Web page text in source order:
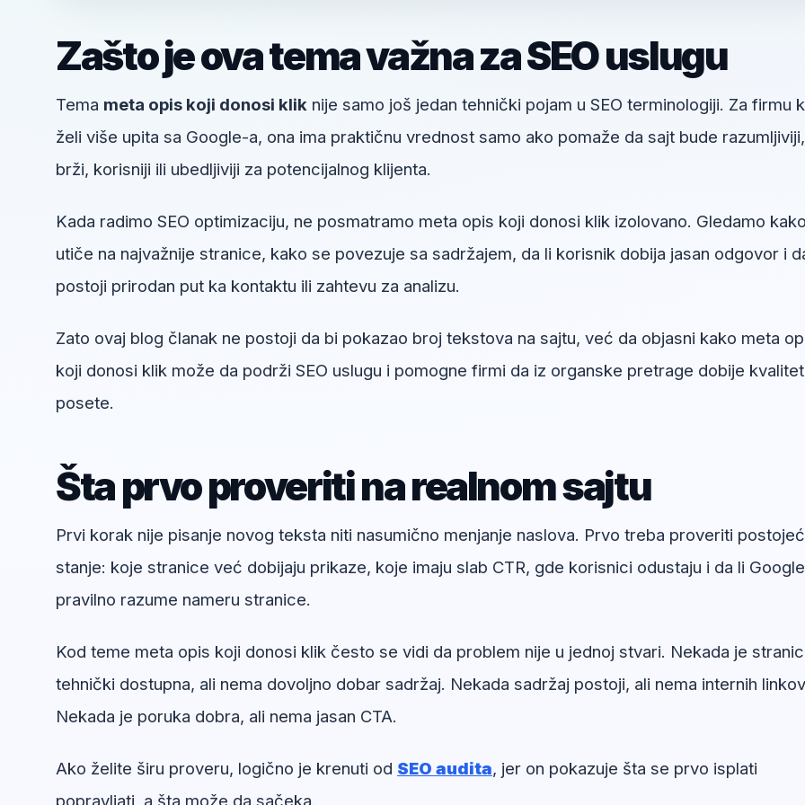
Zašto je ova tema važna za SEO uslugu
Tema meta opis koji donosi klik nije samo još jedan tehnički pojam u SEO terminologiji. Za firmu
želi više upita sa Google-a, ona ima praktičnu vrednost samo ako pomaže da sajt bude razumljiviji,
brži, korisniji ili ubedljiviji za potencijalnog klijenta.
Kada radimo SEO optimizaciju, ne posmatramo meta opis koji donosi klik izolovano. Gledamo kako
utiče na najvažnije stranice, kako se povezuje sa sadržajem, da li korisnik dobija jasan odgovor i
postoji prirodan put ka kontaktu ili zahtevu za analizu.
Zato ovaj blog članak ne postoji da bi pokazao broj tekstova na sajtu, već da objasni kako meta
koji donosi klik može da podrži SEO uslugu i pomogne firmi da iz organske pretrage dobije
posete.
Šta prvo proveriti na realnom sajtu
Prvi korak nije pisanje novog teksta niti nasumično menjanje naslova. Prvo treba proveriti
stanje: koje stranice već dobijaju prikaze, koje imaju slab CTR, gde korisnici odustaju i da li Google
pravilno razume nameru stranice.
Kod teme meta opis koji donosi klik često se vidi da problem nije u jednoj stvari. Nekada je
tehnički dostupna, ali nema dovoljno dobar sadržaj. Nekada sadržaj postoji, ali nema internih
Nekada je poruka dobra, ali nema jasan CTA.
Ako želite širu proveru, logično je krenuti od SEO audita, jer on pokazuje šta se prvo isplati
popravljati, a šta može da sačeka.